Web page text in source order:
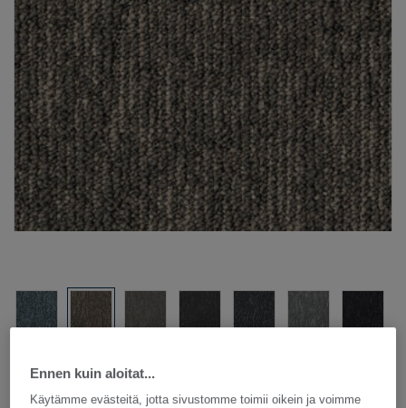
Ennen kuin aloitat...
Käytämme evästeitä, jotta sivustomme toimii oikein ja voimme